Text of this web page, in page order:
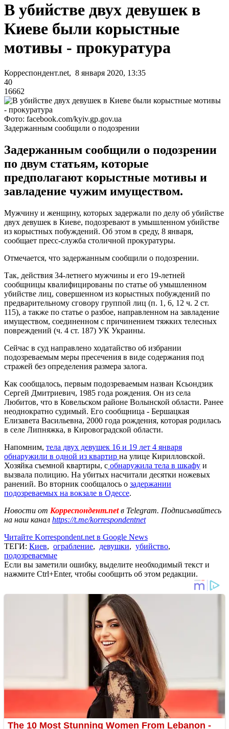
В убийстве двух девушек в
Киеве были корыстные
мотивы - прокуратура
Корреспондент.net, 8 января 2020, 13:35
40
16662
Фото: facebook.com/kyiv.gp.gov.ua
Задержанным сообщили о подозрении
Задержанным сообщили о подозрении
по двум статьям, которые
предполагают корыстные мотивы и
завладение чужим имуществом.
Мужчину и женщину, которых задержали по делу об убийстве
двух девушек в Киеве, подозревают в умышленном убийстве
из корыстных побуждений. Об этом в среду, 8 января,
сообщает пресс-служба столичной прокуратуры.
Отмечается, что задержанным сообщили о подозрении.
Так, действия 34-летнего мужчины и его 19-летней
сообщницы квалифицированы по статье об умышленном
убийстве лиц, совершенном из корыстных побуждений по
предварительному сговору группой лиц (п. 1, 6, 12 ч. 2 ст.
115), а также по статье о разбое, направленном на завладение
имуществом, соединенном с причинением тяжких телесных
повреждений (ч. 4 ст. 187) УК Украины.
Сейчас в суд направлено ходатайство об избрании
подозреваемым меры пресечения в виде содержания под
стражей без определения размера залога.
Как сообщалось, первым подозреваемым назван Ксьондзик
Сергей Дмитриевич, 1985 года рождения. Он из села
Любитов, что в Ковельском районе Волынской области. Ранее
неоднократно судимый. Его сообщница - Бершацкая
Елизавета Васильевна, 2000 года рождения, которая родилась
в селе Липняжка, в Кировоградской области.
Напомним, тела двух девушек 16 и 19 лет 4 января
обнаружили в одной из квартир на улице Кирилловской.
Хозяйка съемной квартиры, с обнаружила тела в шкафу и
вызвала полицию. На убитых насчитали десятки ножевых
ранений. Во вторник сообщалось о задержании
подозреваемых на вокзале в Одессе.
Новости от Корреспондент.netв Telegram. Подписывайтесь
на наш канал https://t.me/korrespondentnet
Читайте Korrespondent.net в Google News
ТЕГИ: Киев, ограбление, девушки, убийство,
подозреваемые
Если вы заметили ошибку, выделите необходимый текст и
нажмите Ctrl+Enter, чтобы сообщить об этом редакции.